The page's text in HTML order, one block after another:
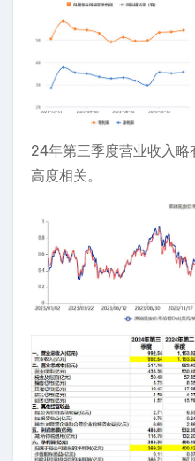
24年第三季度营业收入
高度相关。